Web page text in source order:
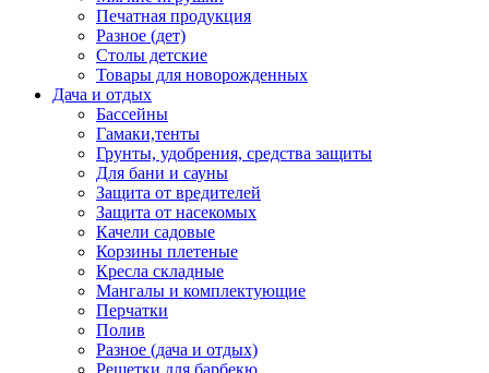
Печатная продукция
Разное (дет)
Столы детские
Товары для новорожденных
Дача и отдых
Бассейны
Гамаки,тенты
Грунты, удобрения, средства защиты
Для бани и сауны
Защита от вредителей
Защита от насекомых
Качели садовые
Корзины плетеные
Кресла складные
Мангалы и комплектующие
Перчатки
Полив
Разное (дача и отдых)
Решетки для барбекю